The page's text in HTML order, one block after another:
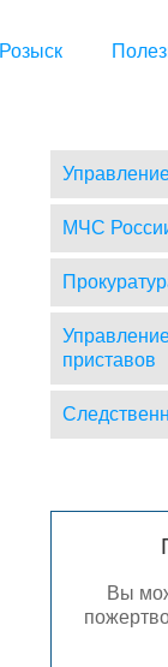
Розыск
МЧС
приставов
Вы